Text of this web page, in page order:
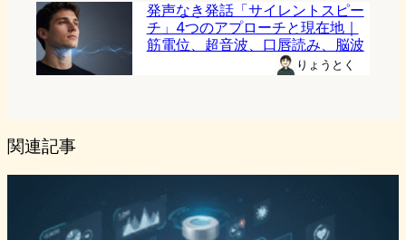
発声なき発話「サイレントスピー
チ」4つのアプローチと現在地｜
筋電位、超音波、口唇読み、脳波
りょうとく
関連記事